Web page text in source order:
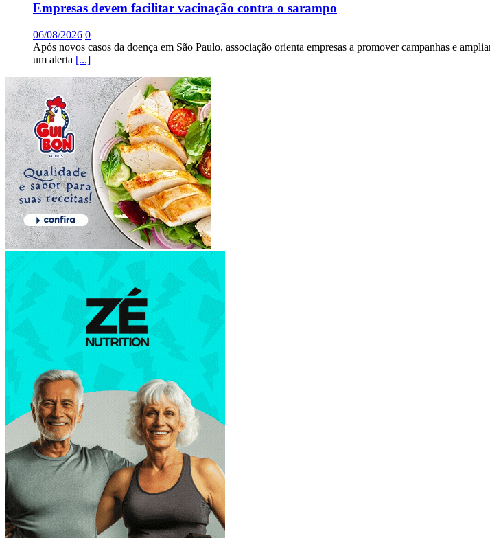
Empresas devem facilitar vacinação contra o sarampo
06/08/2026 0
Após novos casos da doença em São Paulo, associação orienta empresas a promover campanhas e
um alerta [...]